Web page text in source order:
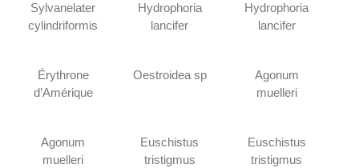
Sylvanelater
cylindriformis
Hydrophoria
lancifer
Hydrophoria
lancifer
Érythrone
d’Amérique
Oestroidea sp
Agonum
muelleri
Agonum
muelleri
Euschistus
tristigmus
Euschistus
tristigmus